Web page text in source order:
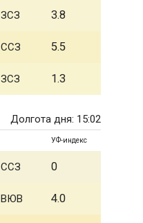
ЗСЗ 3.8
ССЗ 5.5
ЗСЗ 1.3
Долгота дня: 15:02
УФ-индекс
ССЗ 0
ВЮВ 4.0